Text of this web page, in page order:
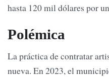
hasta 120 mil dólares por
Polémica
La práctica de contratar
nueva. En 2023, el